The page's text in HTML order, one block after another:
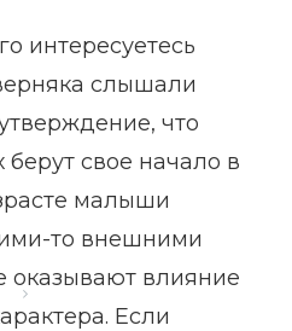
интересуетесь
слышали
что
свое начало в
малыши
то внешними
оказывают влияние
Если